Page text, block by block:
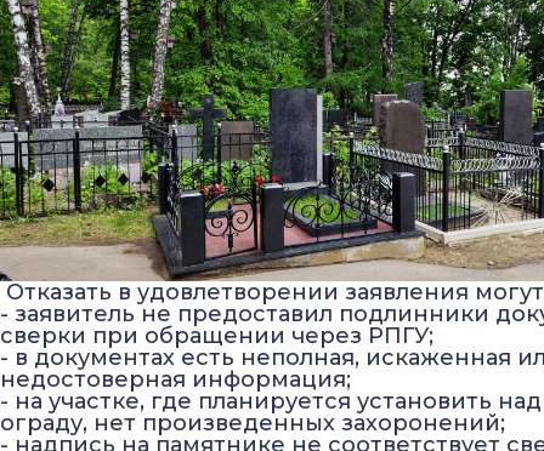
Отказать в удовлетворении заявления
- заявитель не предоставил подлинники
сверки при обращении через РПГУ;
- в документах есть неполная, искаженная
недостоверная информация;
- на участке, где планируется установить
ограду, нет произведенных захоронений;
- надпись на памятнике не соответствует